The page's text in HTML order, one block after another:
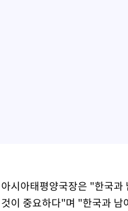
시아태평양국장은 "한국
이 중요하다"며 "한국과